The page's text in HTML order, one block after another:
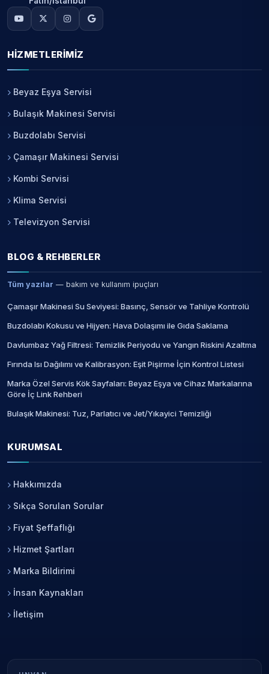
HIZMETLERIMIZ
Beyaz Eşya Servisi
Bulaşık Makinesi Servisi
Buzdolabı Servisi
Çamaşır Makinesi Servisi
Kombi Servisi
Klima Servisi
Televizyon Servisi
BLOG & REHBERLER
Tüm yazılar — bakım ve kullanım ipuçları
Çamaşır Makinesi Su Seviyesi: Basınç, Sensör ve Tahliye Kontrolü
Buzdolabı Kokusu ve Hijyen: Hava Dolaşımı ile Gıda Saklama
Davlumbaz Yağ Filtresi: Temizlik Periyodu ve Yangın Riskini Azaltma
Fırında Isı Dağılımı ve Kalibrasyon: Eşit Pişirme İçin Kontrol Listesi
Marka Özel Servis Kök Sayfaları: Beyaz Eşya ve Cihaz Markalarına
Göre İç Link Rehberi
Bulaşık Makinesi: Tuz, Parlatıcı ve Jet/Yıkayici Temizliği
KURUMSAL
Hakkımızda
Sıkça Sorulan Sorular
Fiyat Şeffaflığı
Hizmet Şartları
Marka Bildirimi
İnsan Kaynakları
İletişim